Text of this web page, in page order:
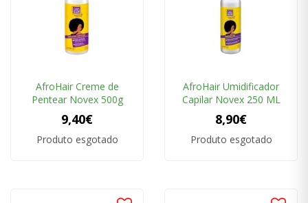
AfroHair Creme de
Pentear Novex 500g
9,40€
Produto esgotado
AfroHair Umidificador
Capilar Novex 250 ML
8,90€
Produto esgotado